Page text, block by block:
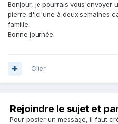
Bonjour, je pourrais vous envoyer
pierre d'ici une à deux semaines
famille.
Bonne journée.
Citer
Rejoindre le sujet et
Pour poster un message, il faut